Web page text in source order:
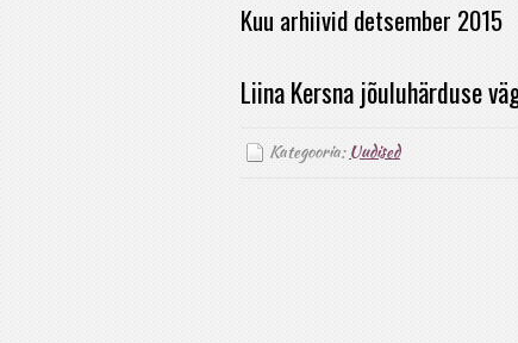
Kuu arhiivid detsember 2015
Liina Kersna jõuluhärduse
Kategooria: Uudised